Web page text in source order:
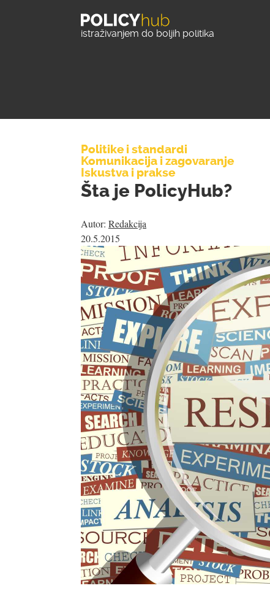
istraživanjem do boljih politika
Politike i standardi
Komunikacija i zagovaranje
Iskustva i prakse
Šta je PolicyHub?
Autor: Redakcija
20.5.2015